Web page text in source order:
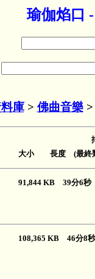
瑜伽焰口
庫> 佛曲音樂
大小 長度 (最終
91,844 KB 39分6
108,365 KB 46分